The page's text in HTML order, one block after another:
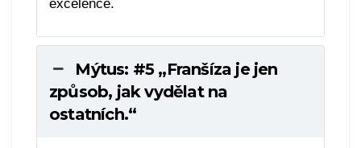
excelence.
Mýtus: #5 „Franšíza je jen
způsob, jak vydělat na
ostatních.“